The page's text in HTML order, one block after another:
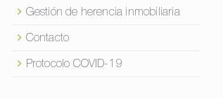
Gestión de herencia inmobiliaria
Contacto
Protocolo COVID-19